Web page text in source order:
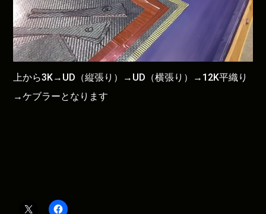
上から3K→UD（縦張り）→UD（横張り）→12K平織り
→ケブラーとなります